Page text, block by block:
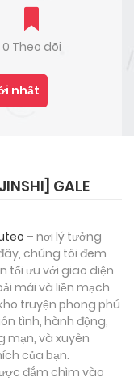
0 Theo dõi
nhất
GALE
– nơi lý tưởng
chúng tôi đem
tối ưu với giao diện
mái và liền mạch
truyện phong phú
tình, hành động,
mạn, và xuyên
của bạn.
đắm chìm vào